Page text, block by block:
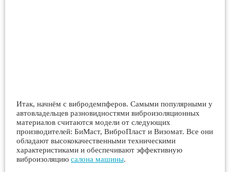
Итак, начнём с вибродемпферов. Самыми популярными у
автовладельцев разновидностями виброизоляционных
материалов считаются модели от следующих
производителей: БиМаст, ВиброПласт и Визомат. Все они
обладают высококачественными техническими
характеристиками и обеспечивают эффективную
виброизоляцию салона машины.